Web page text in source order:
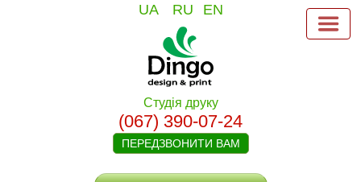
UA RU EN
Студія друку
(067) 390-07-24
ПЕРЕДЗВОНИТИ ВАМ